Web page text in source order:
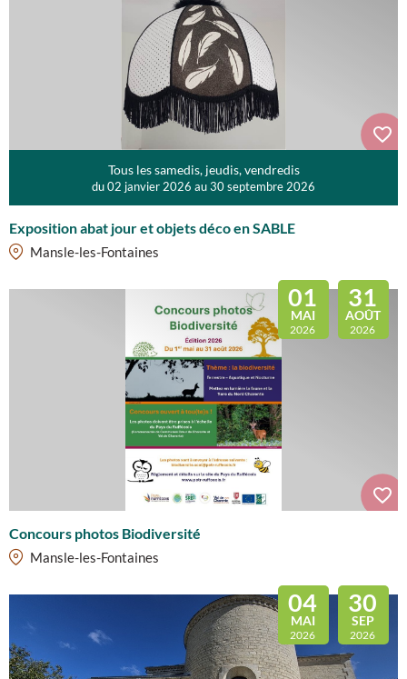
Tous les samedis, jeudis, vendredis
du 02 janvier 2026 au 30 septembre 2026
Exposition abat jour et objets déco en SABLE
Mansle-les-Fontaines
01
MAI
2026
31
AOÛT
2026
Concours photos Biodiversité
Mansle-les-Fontaines
04
MAI
2026
30
SEP
2026